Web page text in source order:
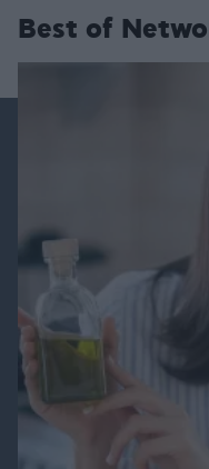
Best of